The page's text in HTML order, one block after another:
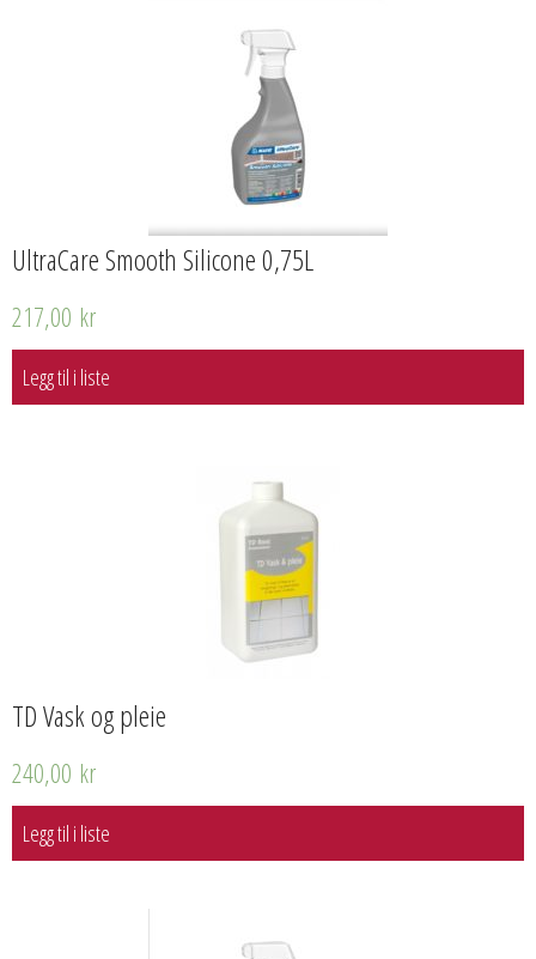
UltraCare Smooth Silicone 0,75L
217,00 kr
Legg til i liste
TD Vask og pleie
240,00 kr
Legg til i liste